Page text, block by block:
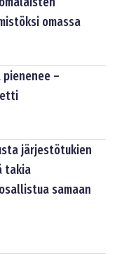
omassa
pienenee –
järjestötukien
takia
samaan